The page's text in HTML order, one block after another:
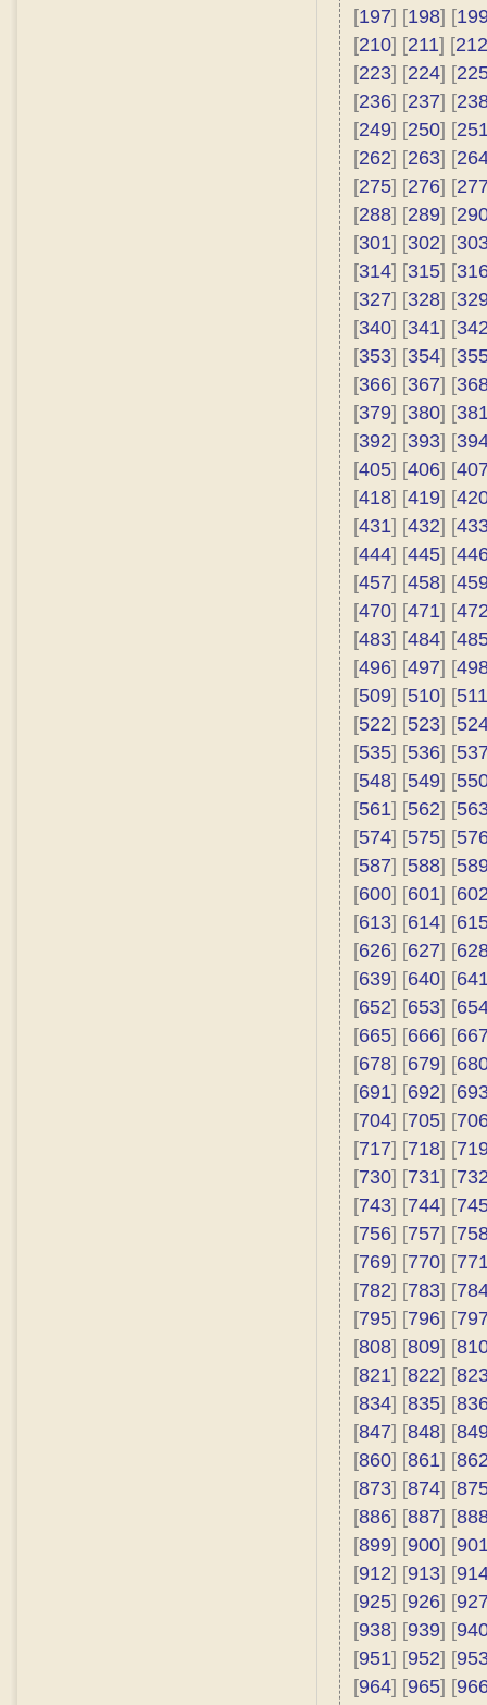
[197] [198] [
[210] [211] [212
[223] [224] [
[236] [237] [
[249] [250] [
[262] [263] [
[275] [276] [
[288] [289] [
[301] [302] [
[314] [315] [
[327] [328] [
[340] [341] [
[353] [354] [
[366] [367] [
[379] [380] [
[392] [393] [
[405] [406] [
[418] [419] [
[431] [432] [
[444] [445] [
[457] [458] [
[470] [471] [
[483] [484] [
[496] [497] [
[509] [510] [511
[522] [523] [
[535] [536] [
[548] [549] [
[561] [562] [
[574] [575] [
[587] [588] [
[600] [601] [
[613] [614] [
[626] [627] [
[639] [640] [
[652] [653] [
[665] [666] [
[678] [679] [
[691] [692] [
[704] [705] [
[717] [718] [
[730] [731] [
[743] [744] [
[756] [757] [
[769] [770] [
[782] [783] [
[795] [796] [
[808] [809] [
[821] [822] [
[834] [835] [
[847] [848] [
[860] [861] [
[873] [874] [
[886] [887] [
[899] [900] [
[912] [913] [
[925] [926] [
[938] [939] [
[951] [952] [
[964] [965] [